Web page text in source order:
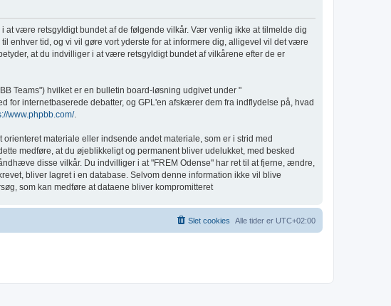
at være retsgyldigt bundet af de følgende vilkår. Vær venlig ikke at tilmelde dig
enhver tid, og vi vil gøre vort yderste for at informere dig, alligevel vil det være
at du indvilliger i at være retsgyldigt bundet af vilkårene efter de er
Teams") hvilket er en bulletin board-løsning udgivet under "
for internetbaserede debatter, og GPL'en afskærer dem fra indflydelse på, hvad
www.phpbb.com/.
materiale eller indsende andet materiale, som er i strid med
medføre, at du øjeblikkeligt og permanent bliver udelukket, med besked
disse vilkår. Du indvilliger i at "FREM Odense" har ret til at fjerne, ændre,
bliver lagret i en database. Selvom denne information ikke vil blive
som kan medføre at dataene bliver kompromitteret
Alle tider er UTC+02:00
Slet cookies